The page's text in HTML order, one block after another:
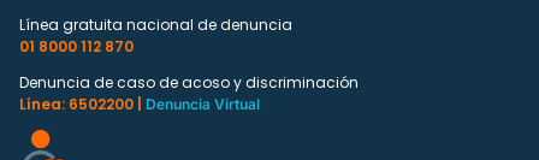
Línea gratuita nacional de denuncia
01 8000 112 870
Denuncia de caso de acoso y discriminación
Línea: 6502200 |
Denuncia Virtual